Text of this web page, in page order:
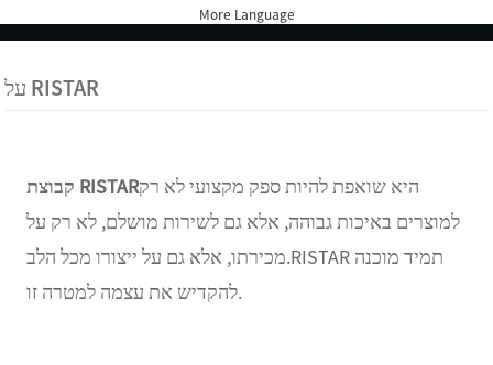
More Language
על RISTAR
קבוצת RISTARהיא שואפת להיות ספק מקצועי לא רק
למוצרים באיכות גבוהה, אלא גם לשירות מושלם, לא רק על
מכירתו, אלא גם על ייצורו מכל הלב.RISTAR תמיד מוכנה
להקדיש את עצמה למטרה זו.